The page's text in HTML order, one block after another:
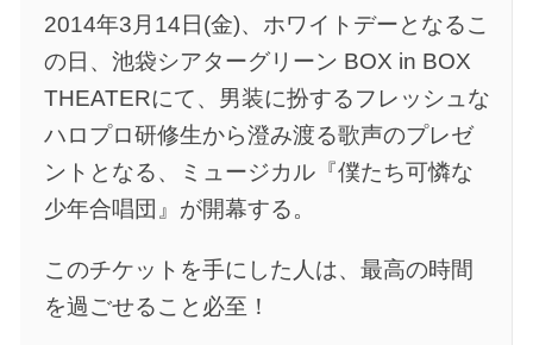
2014年3月14日(金)、ホワイトデーとなるこ
の日、池袋シアターグリーン BOX in BOX
THEATERにて、男装に扮するフレッシュな
ハロプロ研修生から澄み渡る歌声のプレゼ
ントとなる、ミュージカル『僕たち可憐な
少年合唱団』が開幕する。
このチケットを手にした人は、最高の時間
を過ごせること必至！